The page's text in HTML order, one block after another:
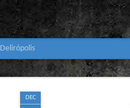
DEC
Delirópolis